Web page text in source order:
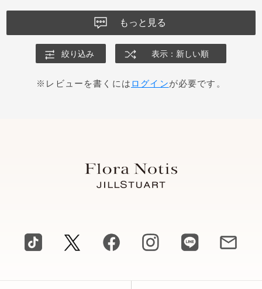
もっと見る
絞り込み 表示：新しい順
※レビューを書くには ログインが必要です。